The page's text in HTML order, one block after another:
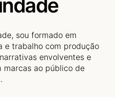
sou formado em
e trabalho com produção
envolventes e
marcas ao público de